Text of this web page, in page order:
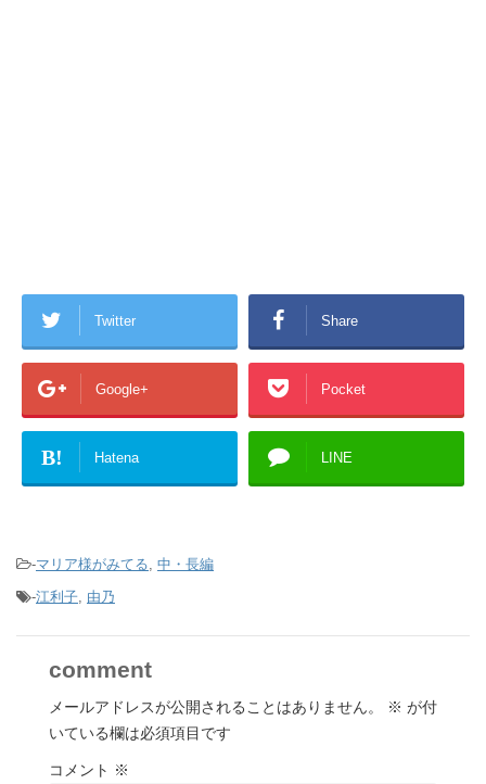
Twitter Share
Google+ Pocket
B! Hatena LINE
-マリア様がみてる, 中・長編
-江利子, 由乃
comment
メールアドレスが公開されることはありません。 ※ が付
いている欄は必須項目です
コメント ※